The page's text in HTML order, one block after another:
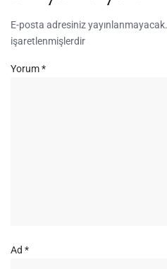
E-posta adresiniz yayınlanmayacak.
işaretlenmişlerdir
Yorum*
Ad *